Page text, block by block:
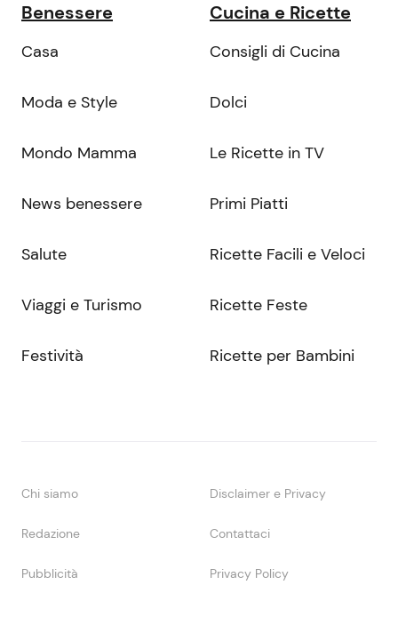
Benessere
Casa
Moda e Style
Mondo Mamma
News benessere
Salute
Viaggi e Turismo
Festività
Cucina e Ricette
Consigli di Cucina
Dolci
Le Ricette in TV
Primi Piatti
Ricette Facili e Veloci
Ricette Feste
Ricette per Bambini
Chi siamo Disclaimer e Privacy
Redazione Contattaci
Pubblicità Privacy Policy